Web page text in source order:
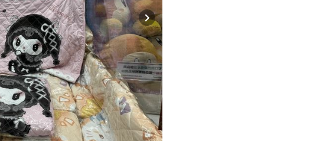
Next slide